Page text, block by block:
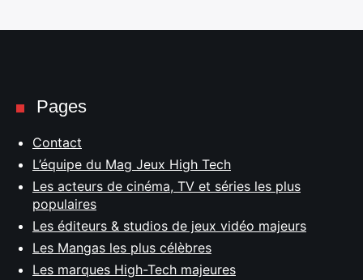
Pages
Contact
L’équipe du Mag Jeux High Tech
Les acteurs de cinéma, TV et séries les plus
populaires
Les éditeurs & studios de jeux vidéo majeurs
Les Mangas les plus célèbres
Les marques High-Tech majeures